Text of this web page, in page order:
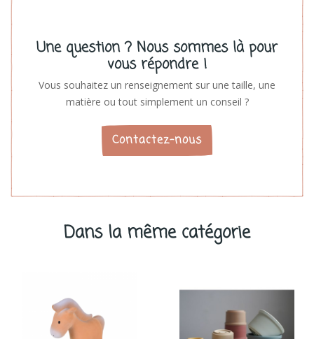
Une question ? Nous sommes là pour
vous répondre !
Vous souhaitez un renseignement sur une taille, une
matière ou tout simplement un conseil ?
Contactez-nous
Dans la même catégorie